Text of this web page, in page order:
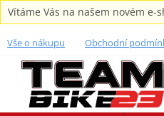
Vítáme Vás na našem novém
Vše o nákupu Obchodní